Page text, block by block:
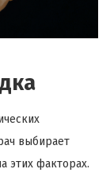
выбирает
этих факторах.